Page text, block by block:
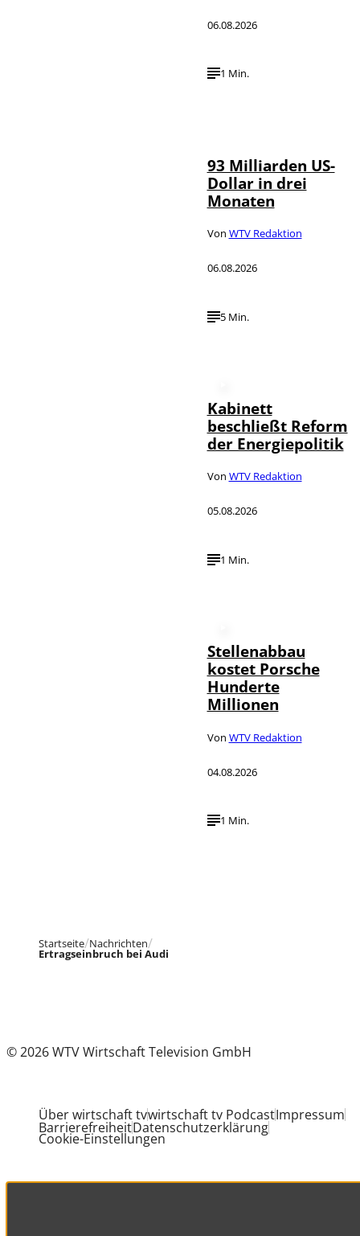
06.08.2026
1 Min.
93 Milliarden US-
Dollar in drei
Monaten
Von WTV Redaktion
06.08.2026
5 Min.
Kabinett
beschließt Reform
der Energiepolitik
Von WTV Redaktion
05.08.2026
1 Min.
Stellenabbau
kostet Porsche
Hunderte
Millionen
Von WTV Redaktion
04.08.2026
1 Min.
Startseite Nachrichten
Ertragseinbruch bei Audi
© 2026 WTV Wirtschaft Television GmbH
Über wirtschaft tvwirtschaft tv PodcastImpressum
BarrierefreiheitDatenschutzerklärung
Cookie-Einstellungen